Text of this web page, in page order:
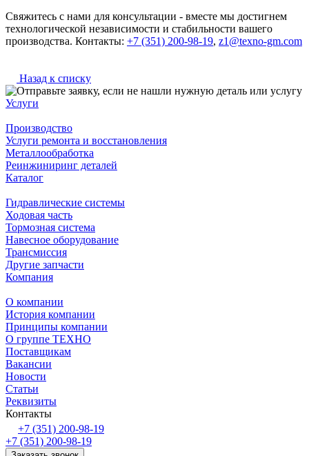
Свяжитесь с нами для консультации - вместе мы достигнем
технологической независимости и стабильности вашего
производства. Контакты: +7 (351) 200-98-19, z1@texno-gm.com
Назад к списку
Услуги
Производство
Услуги ремонта и восстановления
Металлообработка
Реинжиниринг деталей
Каталог
Гидравлические системы
Ходовая часть
Тормозная система
Навесное оборудование
Трансмиссия
Другие запчасти
Компания
О компании
История компании
Принципы компании
О группе ТЕХНО
Поставщикам
Вакансии
Новости
Статьи
Реквизиты
Контакты
+7 (351) 200-98-19
+7 (351) 200-98-19